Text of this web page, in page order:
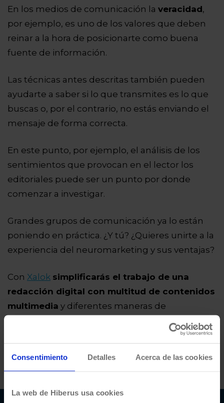
Consentimiento Detalles Acerca de las cookies
La web de Hiberus usa cookies
En los medios de comunicación la veracidad,
por ejemplo, es uno de los valores que deben
reinar a la hora de posicionarte como buena
fuente de información.
Las técnicas antes descritas también pueden
ayudarte a saber si lo que transmites es lo que
buscas o, por el contrario, no estás enviando el
mensaje de forma correcta.
En este punto, por ejemplo, el análisis de los
sentimientos que provocan en el lector los
editoriales puede ser un punto por donde
comenzar a investigar.
Grandes grupos de comunicación ya lo están
poniendo en práctica. ¿Y tú? ¿Quieres unirte a la
experiencia del neuromarketing y sus ventajas?
Con Xalok simplificarás el trabajo de una
redacción digital con multitud de contenidos
multimedia y diferentes maneras de
procesos de generación de contenidos y